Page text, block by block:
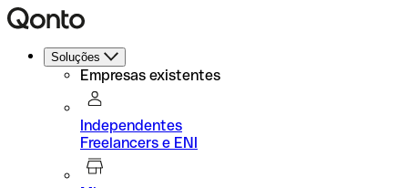
Soluções
Empresas existentes
Independentes
Freelancers e ENI